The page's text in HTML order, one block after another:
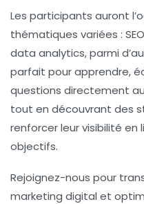
Les participants auront
thématiques variées : SEO
data analytics, parmi
parfait pour apprendre,
questions directement
tout en découvrant des
renforcer leur visibilité
objectifs.
Rejoignez-nous pour
marketing digital et